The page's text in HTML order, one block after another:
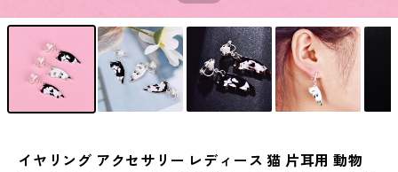
イヤリング アクセサリー レディース 猫 片耳用 動物